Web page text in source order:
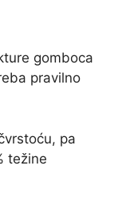
gomboca
pravilno
pa
težine